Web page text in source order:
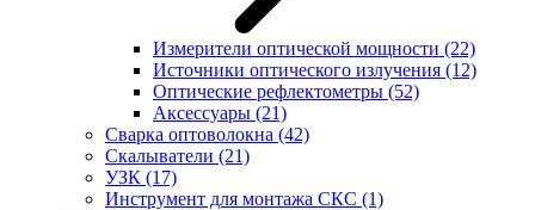
Измерители оптической мощности (22)
Источники оптического излучения (12)
Оптические рефлектометры (52)
Аксессуары (21)
Сварка оптоволокна (42)
Скалыватели (21)
УЗК (17)
Инструмент для монтажа СКС (1)